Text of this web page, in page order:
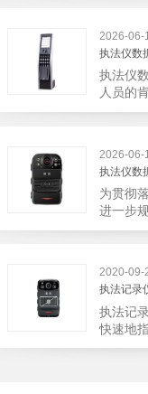
大体只
其二，
宁市第
刀具和
装安检
2026-06-
执法仪数
执法仪
人员的
剑。 执
备能自
备具有
已经上
分，而
高速度
下次直
集站还
上传时
或者报
理，自
据的合
2026-06-
执法仪数
为贯彻
进一步
深入推
止了双
站，执
作站可
当天使
它会自
2020-09-
执法记录
执法记
快速地
也能一